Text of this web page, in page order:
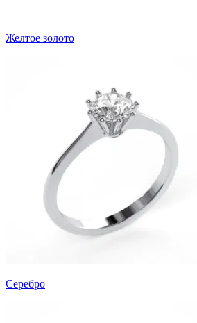
Желтое золото
Серебро